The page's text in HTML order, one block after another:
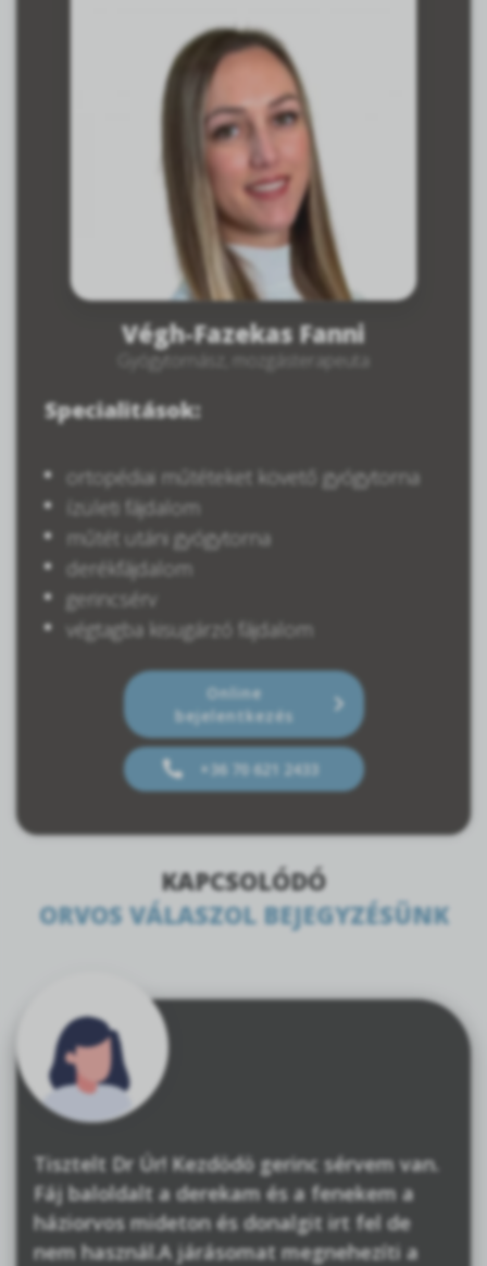
Végh-Fazekas Fanni
Gyógytornász, mozgásterapeuta
Specialitások:
ortopédiai műtéteket követő gyógytorna
ízületi fájdalom
műtét utáni gyógytorna
derékfájdalom
gerincsérv
végtagba kisugárzó fájdalom
Online
bejelentkezés
+36 70 621 2433
KAPCSOLÓDÓ
ORVOS VÁLASZOL BEJEGYZÉSÜNK
Tisztelt Dr Úr! Kezdödö gerinc sérvem van.
Fáj baloldalt a derekam és a fenekem a
háziorvos mideton és donalgit irt fel de
nem használ.A járásomat megnehezíti a